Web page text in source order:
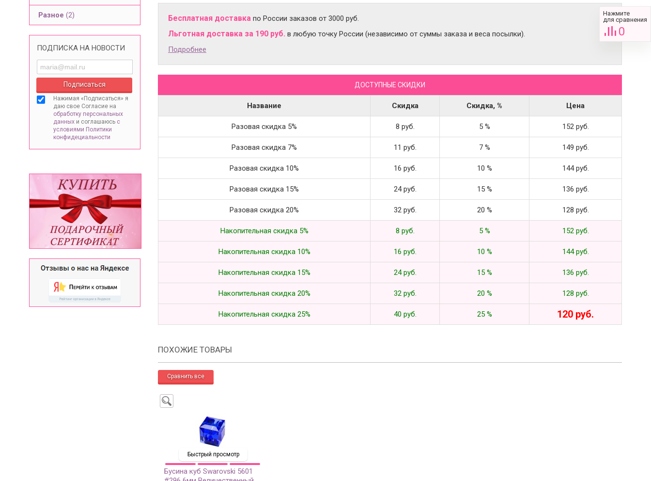
Разное (2)
ПОДПИСКА НА НОВОСТИ
Нажимая «Подписаться» я
даю свое Согласие на
обработку персональных
данных и соглашаюсь с
условиями Политики
конфидециальности
Бесплатная доставка по России заказов от 3000 руб.
Льготная доставка за 190 руб. в любую точку России (независимо от суммы заказа и веса посылки).
Подробнее
ДОСТУПНЫЕ СКИДКИ
Название Скидка Скидка, % Цена
Разовая скидка 5% 8 руб. 5 % 152 руб.
Разовая скидка 7% 11 руб. 7 % 149 руб.
Разовая скидка 10% 16 руб. 10 % 144 руб.
Разовая скидка 15% 24 руб. 15 % 136 руб.
Разовая скидка 20% 32 руб. 20 % 128 руб.
Накопительная скидка 5% 8 руб. 5 % 152 руб.
Накопительная скидка 10% 16 руб. 10 % 144 руб.
Накопительная скидка 15% 24 руб. 15 % 136 руб.
Накопительная скидка 20% 32 руб. 20 % 128 руб.
Накопительная скидка 25% 40 руб. 25 % 120 руб.
ПОХОЖИЕ ТОВАРЫ
Быстрый просмотр
Бусина куб Swarovski 5601
Нажмите
для сравнения
0